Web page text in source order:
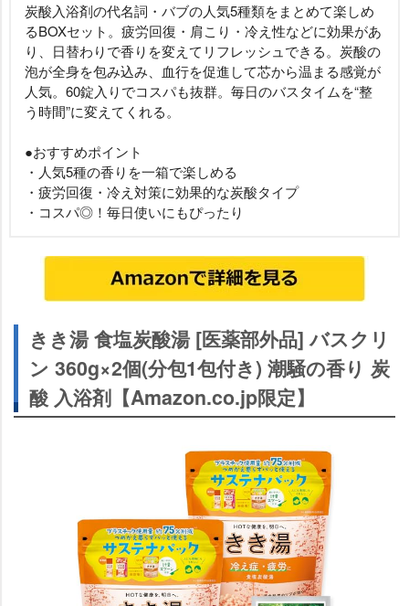
炭酸入浴剤の代名詞・バブの人気5種類をまとめて楽しめ
るBOXセット。疲労回復・肩こり・冷え性などに効果があ
り、日替わりで香りを変えてリフレッシュできる。炭酸の
泡が全身を包み込み、血行を促進して芯から温まる感覚が
人気。60錠入りでコスパも抜群。毎日のバスタイムを“整
う時間”に変えてくれる。
●おすすめポイント
・人気5種の香りを一箱で楽しめる
・疲労回復・冷え対策に効果的な炭酸タイプ
・コスパ◎！毎日使いにもぴったり
きき湯 食塩炭酸湯 [医薬部外品] バスクリ
ン 360g×2個(分包1包付き) 潮騒の香り 炭
酸 入浴剤【Amazon.co.jp限定】